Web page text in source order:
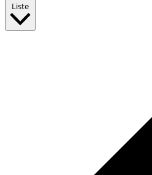
Liste